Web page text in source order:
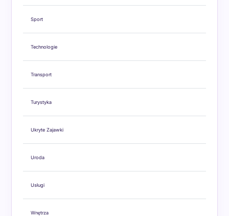
Sport
Technologie
Transport
Turystyka
Ukryte Zajawki
Uroda
Usługi
Wnętrza